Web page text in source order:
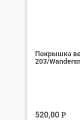
Покрышка
203/
520,00 Р